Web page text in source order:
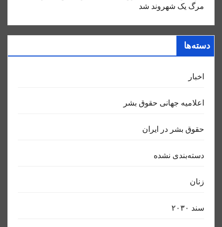
مرگ یک شهروند شد
دسته‌ها
اخبار
اعلاميه جهانی حقوق بشر
حقوق بشر در ایران
دسته‌بندی نشده
زنان
سند ٢٠٣٠